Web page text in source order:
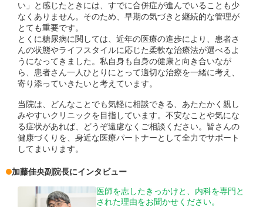
い」と感じたときには、すでに合併症が進んでいることも少
なくありません。そのため、早期の気づきと継続的な管理が
とても重要です。
とくに糖尿病に関しては、近年の医療の進歩により、患者さ
んの状態やライフスタイルに応じた柔軟な治療法が選べるよ
うになってきました。私自身も自身の健康と向き合いなが
ら、患者さん一人ひとりにとって適切な治療を一緒に考え、
寄り添っていきたいと考えています。
当院は、どんなことでも気軽に相談できる、あたたかく親し
みやすいクリニックを目指しています。不安なことや気にな
る症状があれば、どうぞ遠慮なくご相談ください。皆さんの
健康づくりを、身近な医療パートナーとして全力でサポート
してまいります。
加藤佳央副院長にインタビュー
医師を志したきっかけと、内科を専門と
された理由をお聞かせください。